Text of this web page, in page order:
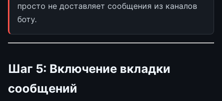
просто не доставляет сообщения из каналов
боту.
Шаг 5: Включение вкладки
сообщений